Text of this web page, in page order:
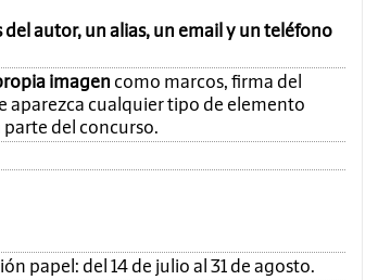
autor, un alias, un email y un teléfono
imagen como marcos, firma del
aparezca cualquier tipo de elemento
del concurso.
papel: del 14 de julio al 31 de agosto.